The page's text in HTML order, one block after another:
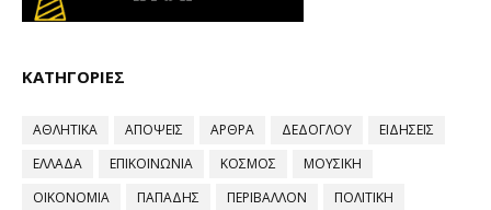
ΚΑΤΗΓΟΡΙΕΣ
ΑΘΛΗΤΙΚΑ ΑΠΟΨΕΙΣ ΑΡΘΡΑ ΔΕΔΟΓΛΟΥ
ΕΙΔΗΣΕΙΣ
ΕΛΛΑΔΑ
ΕΠΙΚΟΙΝΩΝΙΑ ΚΟΣΜΟΣ
ΜΟΥΣΙΚΗ
ΟΙΚΟΝΟΜΙΑ
ΠΑΠΑΔΗΣ ΠΕΡΙΒΑΛΛΟΝ
ΠΟΛΙΤΙΚΗ